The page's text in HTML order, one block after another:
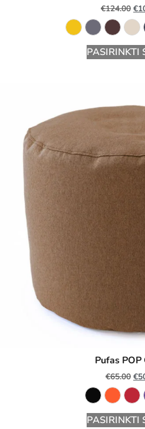
€124.00 €
PASIRINKTI
Pufas POP
€65.00 €
PASIRINKTI